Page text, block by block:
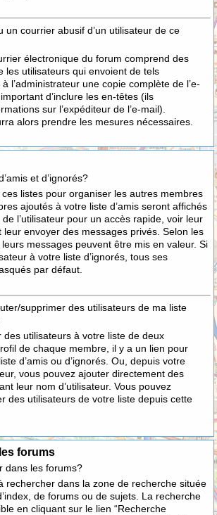
un courrier abusif d’un utilisateur de ce
électronique du forum comprend des
les utilisateurs qui envoient de tels
l’administrateur une copie complète de l’e-
d’inclure les en-têtes (ils
sur l’expéditeur de l’e-mail).
alors prendre les mesures nécessaires.
et d’ignorés?
listes pour organiser les autres membres
ajoutés à votre liste d’amis seront affichés
l’utilisateur pour un accès rapide, voir leur
leur envoyer des messages privés. Selon les
messages peuvent être mis en valeur. Si
à votre liste d’ignorés, tous ses
par défaut.
supprimer des utilisateurs de ma liste
des utilisateurs à votre liste de deux
de chaque membre, il y a un lien pour
d’amis ou d’ignorés. Ou, depuis votre
vous pouvez ajouter directement des
leur nom d’utilisateur. Vous pouvez
des utilisateurs de votre liste depuis cette
forums
dans les forums?
rechercher dans la zone de recherche située
de forums ou de sujets. La recherche
en cliquant sur le lien “Recherche